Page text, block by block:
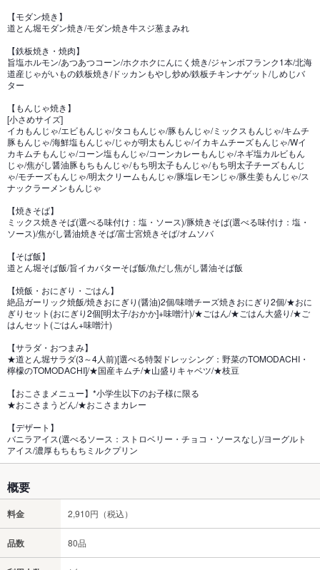
【モダン焼き】
道とん堀モダン焼き/モダン焼き牛スジ葱まみれ
【鉄板焼き・焼肉】
旨塩ホルモン/あつあつコーン/ホクホクにんにく焼き/ジャンボフランク1本/北海
道産じゃがいもの鉄板焼き/ドッカンもやし炒め/鉄板チキンナゲット/しめじバ
ター
【もんじゃ焼き】
[小さめサイズ]
イカもんじゃ/エビもんじゃ/タコもんじゃ/豚もんじゃ/ミックスもんじゃ/キムチ
豚もんじゃ/海鮮塩もんじゃ/じゃが明太もんじゃ/イカキムチーズもんじゃ/Wイ
カキムチもんじゃ/コーン塩もんじゃ/コーンカレーもんじゃ/ネギ塩カルビもん
じゃ/焦がし醤油豚もちもんじゃ/もち明太子もんじゃ/もち明太子チーズもんじ
ゃ/モチーズもんじゃ/明太クリームもんじゃ/豚塩レモンじゃ/豚生姜もんじゃ/ス
ナックラーメンもんじゃ
【焼きそば】
ミックス焼きそば(選べる味付け：塩・ソース)/豚焼きそば(選べる味付け：塩・
ソース)/焦がし醤油焼きそば/富士宮焼きそば/オムソバ
【そば飯】
道とん堀そば飯/旨イカバターそば飯/魚だし焦がし醤油そば飯
【焼飯・おにぎり・ごはん】
絶品ガーリック焼飯/焼きおにぎり(醤油)2個/味噌チーズ焼きおにぎり2個/★おに
ぎりセット(おにぎり2個[明太子/おかか]+味噌汁)/★ごはん/★ごはん大盛り/★ご
はんセット(ごはん+味噌汁)
【サラダ・おつまみ】
★道とん堀サラダ(3～4人前)[選べる特製ドレッシング：野菜のTOMODACHI・
檸檬のTOMODACHI]/★国産キムチ/★山盛りキャベツ/★枝豆
【おこさまメニュー】*小学生以下のお子様に限る
★おこさまうどん/★おこさまカレー
【デザート】
バニラアイス(選べるソース：ストロベリー・チョコ・ソースなし)/ヨーグルト
アイス/濃厚もちもちミルクプリン
概要
料金 2,910円（税込）
品数 80品